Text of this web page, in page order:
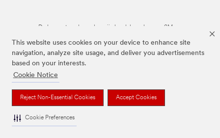
This website uses cookies on your device to enhance site
navigation, analyze site usage, and deliver you advertisements
based on your interests.
Cookie Notice
Reject Non-Essential Cookies Accept Cookies
Cookie Preferences
De bovenstaande merken zijn handelsmerken van 3M.we